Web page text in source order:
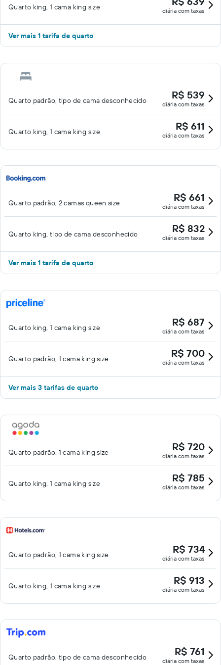
Quarto king, 1 cama king size diária com taxas
Ver mais 1 tarifa de quarto
Quarto padrão, tipo de cama desconhecido R$ 539
diária com taxas
Quarto king, 1 cama king size R$ 611
diária com taxas
Quarto padrão, 2 camas queen size R$ 661
diária com taxas
Quarto king, tipo de cama desconhecido R$ 832
diária com taxas
Ver mais 1 tarifa de quarto
Quarto king, 1 cama king size R$ 687
diária com taxas
Quarto padrão, 1 cama king size R$ 700
diária com taxas
Ver mais 3 tarifas de quarto
Quarto padrão, 1 cama king size R$ 720
diária com taxas
Quarto king, 1 cama king size R$ 785
diária com taxas
Quarto padrão, 1 cama king size R$ 734
diária com taxas
Quarto king, 1 cama king size R$ 913
diária com taxas
Quarto padrão, tipo de cama desconhecido R$ 761
diária com taxas